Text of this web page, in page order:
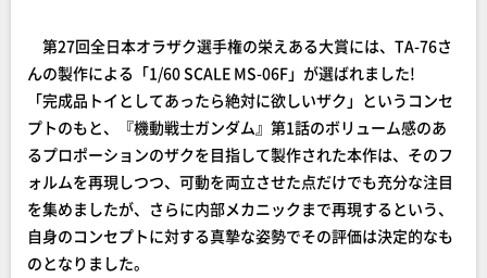
第27回全日本オラザク選手権の栄えある大賞には、TA-76さ
んの製作による「1/60 SCALE MS-06F」が選ばれました!
「完成品トイとしてあったら絶対に欲しいザク」というコンセ
プトのもと、『機動戦士ガンダム』第1話のボリューム感のあ
るプロポーションのザクを目指して製作された本作は、そのフ
ォルムを再現しつつ、可動を両立させた点だけでも充分な注目
を集めましたが、さらに内部メカニックまで再現するという、
自身のコンセプトに対する真摯な姿勢でその評価は決定的なも
のとなりました。